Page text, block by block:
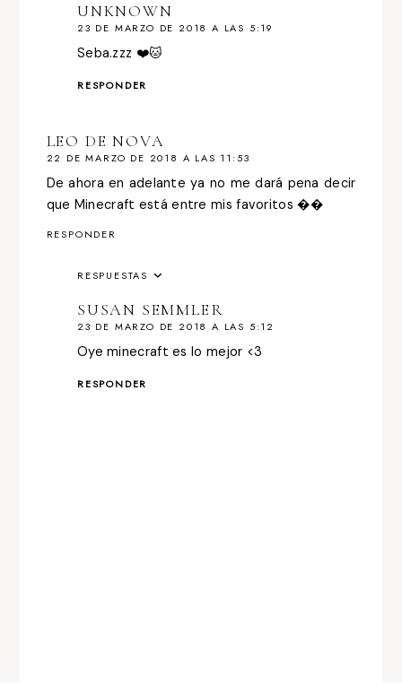
UNKNOWN
23 DE MARZO DE 2018 A LAS 5:19
Seba.zzz ❤️🐱
RESPONDER
LEO DE NOVA
22 DE MARZO DE 2018 A LAS 11:53
De ahora en adelante ya no me dará pena decir
que Minecraft está entre mis favoritos ��
RESPONDER
RESPUESTAS
SUSAN SEMMLER
23 DE MARZO DE 2018 A LAS 5:12
Oye minecraft es lo mejor <3
RESPONDER